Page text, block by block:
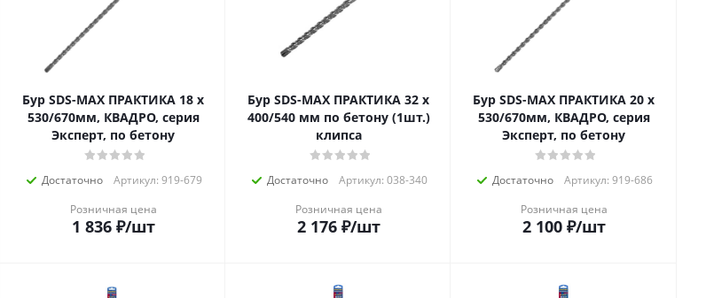
Бур SDS-MAX ПРАКТИКА 18 х
530/670мм, КВАДРО, серия
Эксперт, по бетону
Достаточно
Артикул: 919-679
Розничная цена
1 836₽/шт
Бур SDS-MAX ПРАКТИКА 32 х
400/540 мм по бетону (1шт.)
клипса
Достаточно
Артикул: 038-340
Розничная цена
2 176₽/шт
Бур SDS-MAX ПРАКТИКА 20 х
530/670мм, КВАДРО, серия
Эксперт, по бетону
Достаточно
Артикул: 919-686
Розничная цена
2 100₽/шт